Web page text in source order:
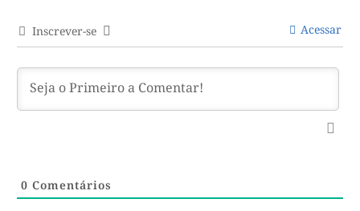
Inscrever-se Acessar
0 Comentários